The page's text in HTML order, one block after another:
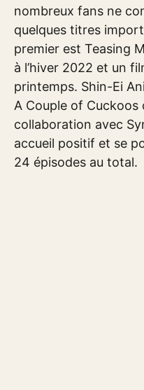
nombreux fans ne
quelques titres
premier est Teasing
à l’hiver 2022 et un
printemps. Shin-Ei
A Couple of Cuckoos
collaboration avec
accueil positif et se
24 épisodes au total.